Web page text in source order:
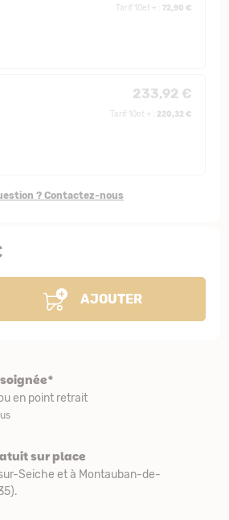
Tarif 10et + :72,90 €
233,92 €
Tarif 10et + : 220,32 €
? Contactez-nous
AJOUTER
en point retrait
sur place
Seiche et à Montauban-de-